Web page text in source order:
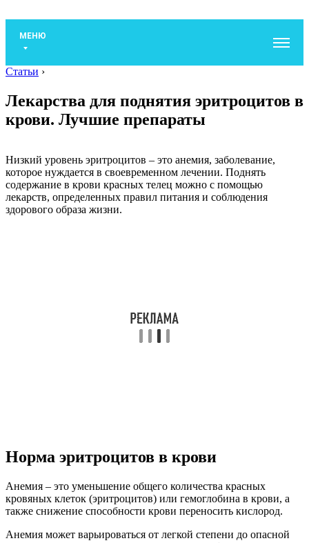
МЕНЮ
Статьи ›
Лекарства для поднятия эритроцитов в
крови. Лучшие препараты
Низкий уровень эритроцитов – это анемия, заболевание,
которое нуждается в своевременном лечении. Поднять
содержание в крови красных телец можно с помощью
лекарств, определенных правил питания и соблюдения
здорового образа жизни.
Норма эритроцитов в крови
Анемия – это уменьшение общего количества красных
кровяных клеток (эритроцитов) или гемоглобина в крови, а
также снижение способности крови переносить кислород.
Анемия может варьироваться от легкой степени до опасной